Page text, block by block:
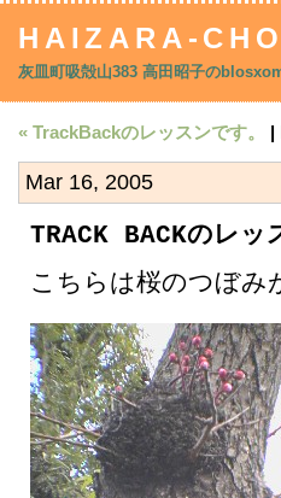
HAIZARA-
灰皿町吸殻山383 高田昭子の
« TrackBackのレッスンです。 |
Mar 16, 2005
TRACK BACKのレッ
こちらは桜のつぼみ